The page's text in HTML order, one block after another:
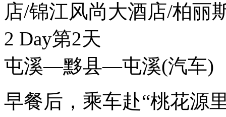
店/锦江风尚大酒店/柏丽
2 Day第2天
屯溪—黟县—屯溪(汽车)
早餐后，乘车赴“桃花源